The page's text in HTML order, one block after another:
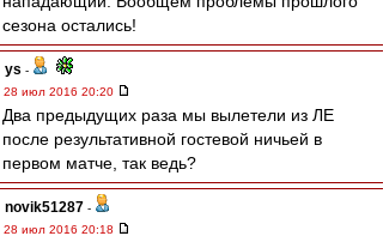
сезона остались!
ys -
28 июл 2016 20:20
Два предыдущих раза мы вылетели из ЛЕ
после результативной гостевой ничьей в
первом матче, так ведь?
novik51287 -
28 июл 2016 20:18